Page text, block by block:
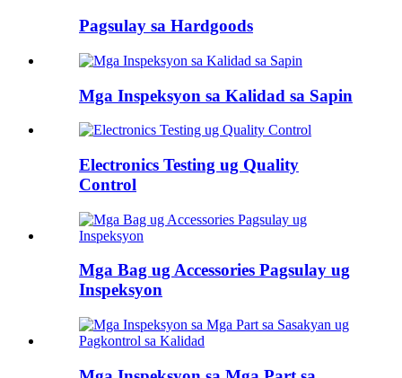
Pagsulay sa Hardgoods
Mga Inspeksyon sa Kalidad sa Sapin
Electronics Testing ug Quality
Control
Mga Bag ug Accessories Pagsulay ug
Inspeksyon